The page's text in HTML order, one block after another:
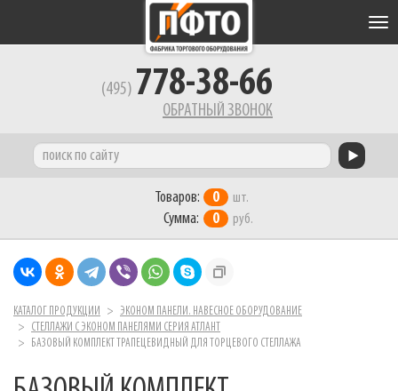
(495) 778-38-66
ОБРАТНЫЙ ЗВОНОК
Товаров: 0 шт.
Сумма: 0 руб.
КАТАЛОГ ПРОДУКЦИИ
ЭКОНОМ ПАНЕЛИ. НАВЕСНОЕ ОБОРУДОВАНИЕ
СТЕЛЛАЖИ С ЭКОНОМ ПАНЕЛЯМИ СЕРИЯ АТЛАНТ
БАЗОВЫЙ КОМПЛЕКТ ТРАПЕЦЕВИДНЫЙ ДЛЯ ТОРЦЕВОГО СТЕЛЛАЖА